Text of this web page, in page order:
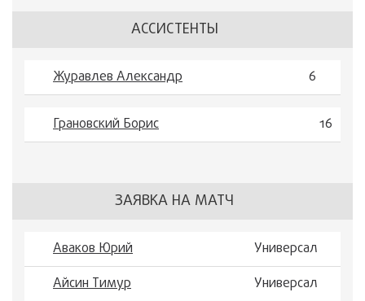
АССИСТЕНТЫ
Журавлев Александр 6
Грановский Борис 16
ЗАЯВКА НА МАТЧ
Аваков Юрий
Универсал
Айсин Тимур
Универсал